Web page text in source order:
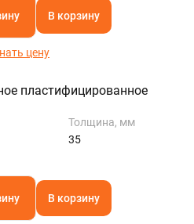
В корзину
цену
пластифицированное
Толщина, мм
35
В корзину